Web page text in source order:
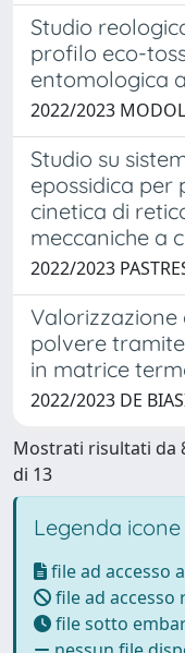
Studio
profilo eco-
entomologica
2022/2023
Studio su
epossidica per
cinetica di
meccaniche a
2022/2023
Valorizzazione
polvere
in matrice
2022/2023 DE
Mostrati risultati da
di 13
Legenda icone
file ad accesso
file ad accesso
file sotto